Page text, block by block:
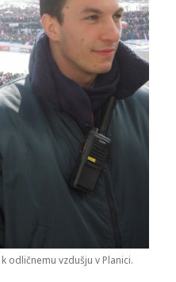
odličnemu vzdušju v Planici.